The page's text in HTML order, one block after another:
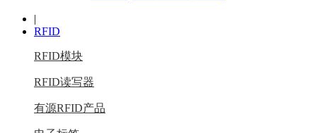
|
RFID
RFID模块
RFID读写器
有源RFID产品